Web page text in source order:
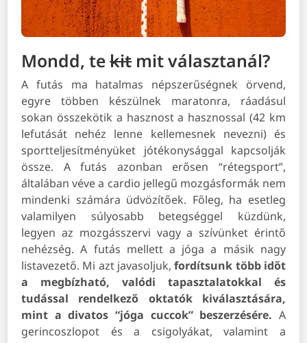
Mondd, tekitmit választanál?
A futás ma hatalmas népszerűségnek örvend,
egyre többen készülnek maratonra, ráadásul
sokan összekötik a hasznost a hasznossal (42 km
lefutását nehéz lenne kellemesnek nevezni) és
sportteljesítményüket jótékonysággal kapcsolják
össze. A futás azonban erősen “rétegsport”,
általában véve a cardio jellegű mozgásformák nem
mindenki számára üdvözítőek. Főleg, ha esetleg
valamilyen súlyosabb betegséggel küzdünk,
legyen az mozgásszervi vagy a szívünket érintő
nehézség. A futás mellett a jóga a másik nagy
listavezető. Mi azt javasoljuk,fordítsunk több időt
a megbízható, valódi tapasztalatokkal és
tudással rendelkező oktatók kiválasztására,
mint a divatos “jóga cuccok” beszerzésére. A
gerincoszlopot és a csigolyákat, valamint a